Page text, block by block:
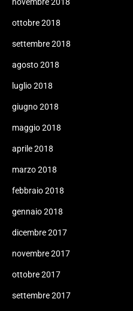
ottobre 2018
settembre 2018
agosto 2018
luglio 2018
giugno 2018
maggio 2018
aprile 2018
marzo 2018
febbraio 2018
gennaio 2018
dicembre 2017
novembre 2017
ottobre 2017
settembre 2017